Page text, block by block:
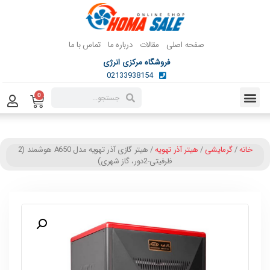
صفحه اصلی مقالات درباره ما تماس با ما
فروشگاه مرکزی انرژی
02133938154
0
خانه/گرمایشی/هیتر آذر تهویه
/ هیتر گازی آذر تهویه مدل A650 هوشمند (2
ظرفیتی-2دور، گاز شهری)